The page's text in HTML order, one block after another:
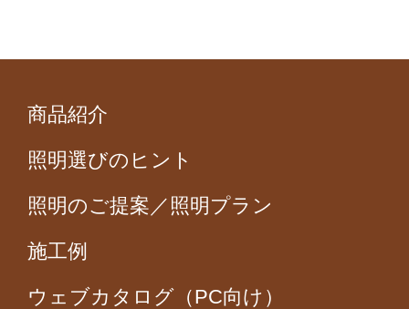
商品紹介
照明選びのヒント
照明のご提案／照明プラン
施工例
ウェブカタログ（PC向け）